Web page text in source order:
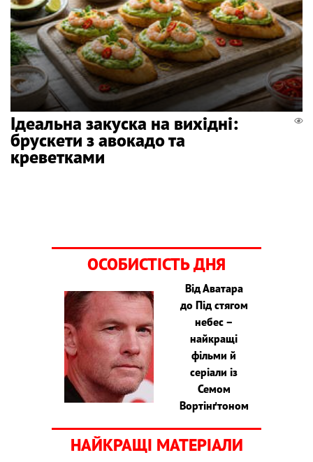
Ідеальна закуска на вихідні:
брускети з авокадо та
креветками
ОСОБИСТІСТЬ ДНЯ
Від Аватара
до Під стягом
небес –
найкращі
фільми й
серіали із
Семом
Вортінґтоном
НАЙКРАЩІ МАТЕРІАЛИ